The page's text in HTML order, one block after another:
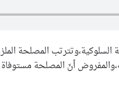
السلوكية،وتترتب المصلحة
أنّ المصلحة مستوفاة